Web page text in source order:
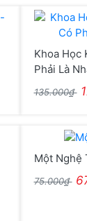
Khoa Học
Phải Là
135.000₫
Một Nghệ
75.000₫